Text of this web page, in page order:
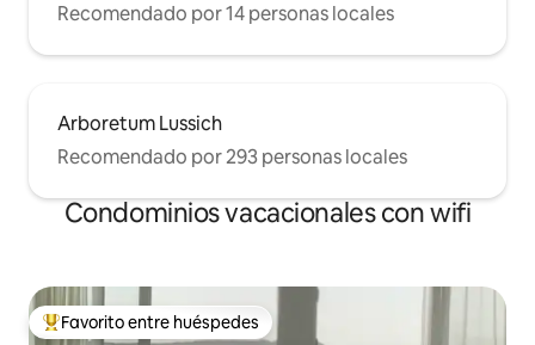
Recomendado por 14 personas locales
Arboretum Lussich
Recomendado por 293 personas locales
Condominios vacacionales con wifi
Favorito entre huéspedes preferido
Favorito entre huéspedes